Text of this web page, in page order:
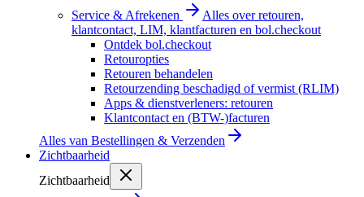
Service & Afrekenen
Alles over retouren,
klantcontact, LIM, klantfacturen en bol.checkout
Ontdek bol.checkout
Retouropties
Retouren behandelen
Retourzending beschadigd of vermist (RLIM)
Apps & dienstverleners: retouren
Klantcontact en (BTW-)facturen
Alles van Bestellingen & Verzenden
Zichtbaarheid
Zichtbaarheid